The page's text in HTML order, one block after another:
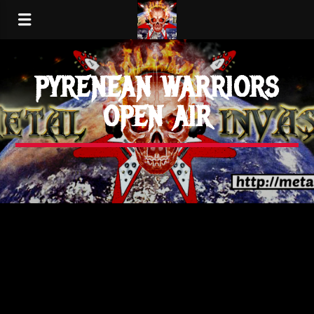
PYRENEAN WARRIORS
OPEN AIR